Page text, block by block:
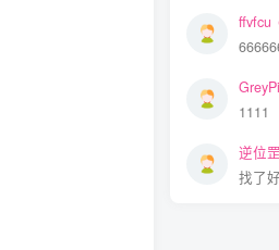
ffvfcu
1111
逆位
找了